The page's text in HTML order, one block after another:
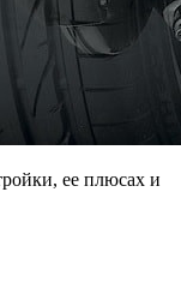
ее плюсах и